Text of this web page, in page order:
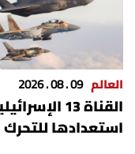
العالم 09 . 08 . 2026
القناة 13
استعدادها